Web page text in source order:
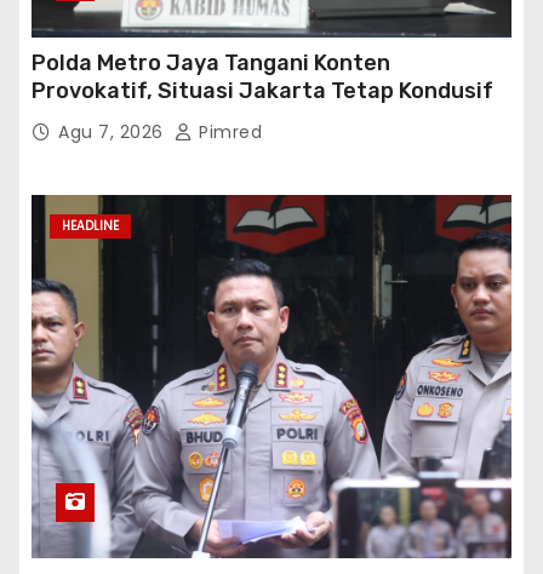
Polda Metro Jaya Tangani Konten
Provokatif, Situasi Jakarta Tetap Kondusif
Agu 7, 2026 Pimred
HEADLINE